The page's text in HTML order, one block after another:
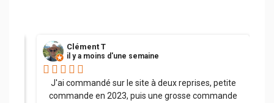
Clément T
il y a moins d'une semaine
J'ai commandé sur le site à deux reprises, petite
commande en 2023, puis une grosse commande